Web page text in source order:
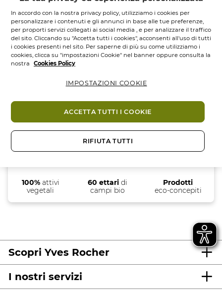
FILTRA PER ORDINA PER
100%attivi
vegetali
60 ettaridi
campi bio
Prodotti
eco-concepiti
Scopri Yves Rocher
I nostri servizi
In accordo con la nostra privacy policy, utilizziamo i cookies per
personalizzare i contenuti e gli annunci in base alle tue preferenze,
per proporti servizi collegati ai social media , e per analizzare il traffico
del sito. Cliccando su "Accetta tutti i cookies", acconsenti all'uso di tutti
i cookies presenti nel sito. Per saperne di più su come utilizziamo i
cookies, clicca su "impostazioni Cookie" nel banner oppure consulta la
nostra
Cookies Policy
RIFIUTA TUTTI
ACCETTA TUTTI I COOKIE
IMPOSTAZIONI COOKIE